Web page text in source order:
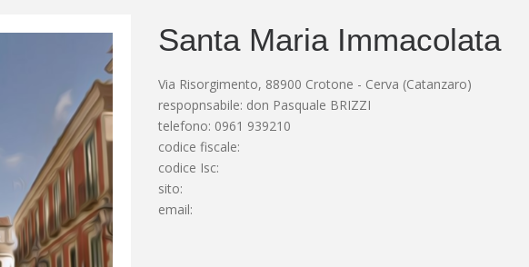
Santa Maria Immacolata
Via Risorgimento, 88900 Crotone - Cerva (Catanzaro)
respopnsabile: don Pasquale BRIZZI
telefono: 0961 939210
codice fiscale:
codice Isc:
sito:
email: